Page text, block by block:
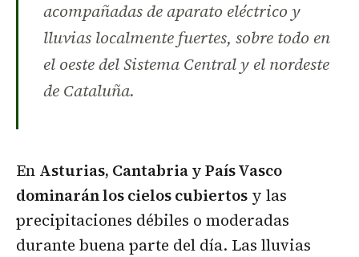
acompañadas de aparato eléctrico y
lluvias localmente fuertes, sobre todo en
el oeste del Sistema Central y el nordeste
de Cataluña.
En Asturias, Cantabria y País Vasco
dominarán los cielos cubiertos y las
precipitaciones débiles o moderadas
durante buena parte del día. Las lluvias